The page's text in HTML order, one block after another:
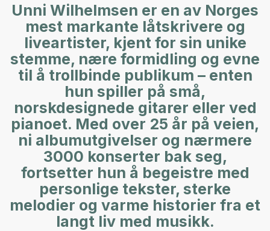
Unni Wilhelmsen er en av Norges
mest markante låtskrivere og
liveartister, kjent for sin unike
stemme, nære formidling og evne
til å trollbinde publikum – enten
hun spiller på små,
norskdesignede gitarer eller ved
pianoet. Med over 25 år på veien,
ni albumutgivelser og nærmere
3000 konserter bak seg,
fortsetter hun å begeistre med
personlige tekster, sterke
melodier og varme historier fra et
langt liv med musikk.